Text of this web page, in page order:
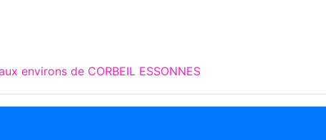
environs de CORBEIL ESSONNES